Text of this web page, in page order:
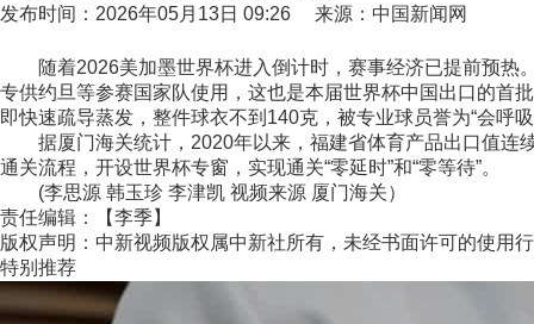
发布时间：2026年05月13日 09:26 来源：中国新闻网
随着2026美加墨世界杯进入倒计时，赛事经济已提前预热
专供约旦等参赛国家队使用，这也是本届世界杯中国出口的首
即快速疏导蒸发，整件球衣不到140克，被专业球员誉为“会呼
据厦门海关统计，2020年以来，福建省体育产品出口值连
通关流程，开设世界杯专窗，实现通关“零延时”和“零等待”。
(李思源 韩玉珍 李津凯 视频来源 厦门海关）
责任编辑：【李季】
版权声明：中新视频版权属中新社所有，未经书面许可的使用
特别推荐